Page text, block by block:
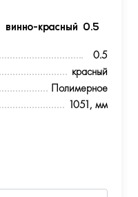
красный 0.5
0.5
красный
Полимерное
1051, мм